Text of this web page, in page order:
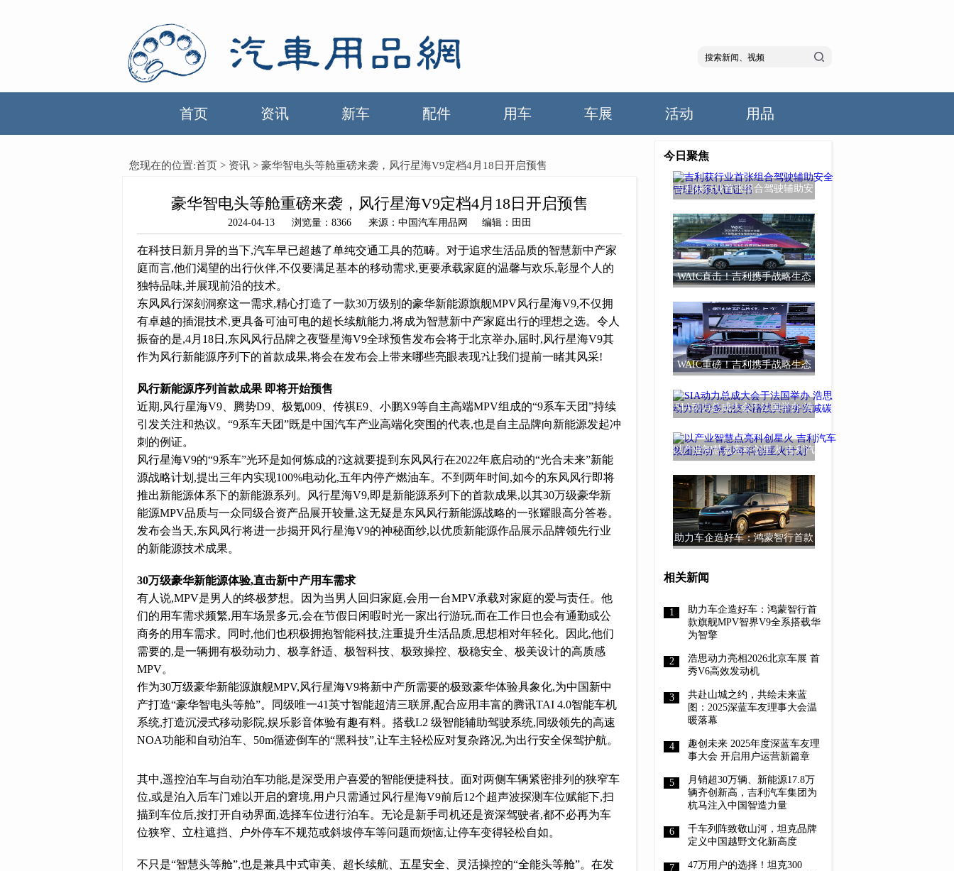
首页 资讯 新车 配件 用车 车展 活动 用品
您现在的位置:首页 > 资讯 > 豪华智电头等舱重磅来袭，风行星海V9定档4月18日开启预售
豪华智电头等舱重磅来袭，风行星海V9定档4月18日开启预售
2024-04-13 浏览量：8366 来源：中国汽车用品网 编辑：田田
在科技日新月异的当下,汽车早已超越了单纯交通工具的范畴。对于追求生活品质的智慧新中产家
庭而言,他们渴望的出行伙伴,不仅要满足基本的移动需求,更要承载家庭的温馨与欢乐,彰显个人的
独特品味,并展现前沿的技术。
东风风行深刻洞察这一需求,精心打造了一款30万级别的豪华新能源旗舰MPV风行星海V9,不仅拥
有卓越的插混技术,更具备可油可电的超长续航能力,将成为智慧新中产家庭出行的理想之选。令人
振奋的是,4月18日,东风风行品牌之夜暨星海V9全球预售发布会将于北京举办,届时,风行星海V9其
作为风行新能源序列下的首款成果,将会在发布会上带来哪些亮眼表现?让我们提前一睹其风采!
风行新能源序列首款成果 即将开始预售
近期,风行星海V9、腾势D9、极氪009、传祺E9、小鹏X9等自主高端MPV组成的“9系车天团”持续
引发关注和热议。“9系车天团”既是中国汽车产业高端化突围的代表,也是自主品牌向新能源发起冲
刺的例证。
风行星海V9的“9系车”光环是如何炼成的?这就要提到东风风行在2022年底启动的“光合未来”新能
源战略计划,提出三年内实现100%电动化,五年内停产燃油车。不到两年时间,如今的东风风行即将
推出新能源体系下的新能源系列。风行星海V9,即是新能源系列下的首款成果,以其30万级豪华新
能源MPV品质与一众同级合资产品展开较量,这无疑是东风风行新能源战略的一张耀眼高分答卷。
发布会当天,东风风行将进一步揭开风行星海V9的神秘面纱,以优质新能源作品展示品牌领先行业
的新能源技术成果。
30万级豪华新能源体验,直击新中产用车需求
有人说,MPV是男人的终极梦想。因为当男人回归家庭,会用一台MPV承载对家庭的爱与责任。他
们的用车需求频繁,用车场景多元,会在节假日闲暇时光一家出行游玩,而在工作日也会有通勤或公
商务的用车需求。同时,他们也积极拥抱智能科技,注重提升生活品质,思想相对年轻化。因此,他们
需要的,是一辆拥有极劲动力、极享舒适、极智科技、极致操控、极稳安全、极美设计的高质感
MPV。
作为30万级豪华新能源旗舰MPV,风行星海V9将新中产所需要的极致豪华体验具象化,为中国新中
产打造“豪华智电头等舱”。同级唯一41英寸智能超清三联屏,配合应用丰富的腾讯TAI 4.0智能车机
系统,打造沉浸式移动影院,娱乐影音体验有趣有料。搭载L2 级智能辅助驾驶系统,同级领先的高速
NOA功能和自动泊车、50m循迹倒车的“黑科技”,让车主轻松应对复杂路况,为出行安全保驾护航。
其中,遥控泊车与自动泊车功能,是深受用户喜爱的智能便捷科技。面对两侧车辆紧密排列的狭窄车
位,或是泊入后车门难以开启的窘境,用户只需通过风行星海V9前后12个超声波探测车位赋能下,扫
描到车位后,按打开自动界面,选择车位进行泊车。无论是新手司机还是资深驾驶者,都不必再为车
位狭窄、立柱遮挡、户外停车不规范或斜坡停车等问题而烦恼,让停车变得轻松自如。
不只是“智慧头等舱”,也是兼具中式审美、超长续航、五星安全、灵活操控的“全能头等舱”。在发
今日聚焦
吉利获行业首张组合驾驶辅助安
WAIC直击！吉利携手战略生态
WAIC重磅！吉利携手战略生态
SIA动力总成大会于法国举办 浩
以产业智慧点亮科创星火 吉利汽
助力车企造好车：鸿蒙智行首款
相关新闻
助力车企造好车：鸿蒙智行首
款旗舰MPV智界V9全系搭载华
为智擎
浩思动力亮相2026北京车展 首
秀V6高效发动机
共赴山城之约，共绘未来蓝
图：2025深蓝车友理事大会温
暖落幕
趣创未来 2025年度深蓝车友理
事大会 开启用户运营新篇章
月销超30万辆、新能源17.8万
辆齐创新高，吉利汽车集团为
杭马注入中国智造力量
千车列阵致敬山河，坦克品牌
定义中国越野文化新高度
47万用户的选择！坦克300